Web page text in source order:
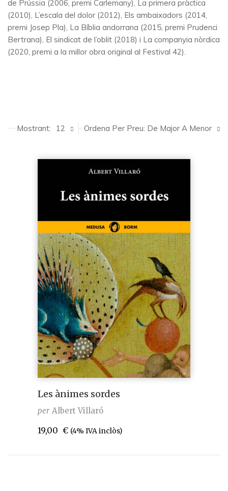
de Prússia (2006, premi Carlemany), La primera pràctica
(2010), L’escala del dolor (2012), Els ambaixadors (2014,
premi Josep Pla), La Bíblia andorrana (2015, premi Prudenci
Bertrana), El sindicat de l’oblit (2018) i La companyia nòrdica
(2020, premi a la millor obra original al Festival 42).
Ordena Per Preu: De Major A Menor
Mostrant: 12
Les ànimes sordes
per Albert Villaró
19,00 € (4% IVA inclòs)